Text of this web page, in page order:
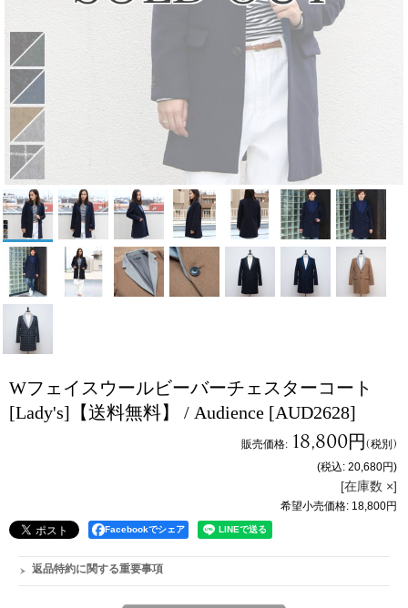
Wフェイスウールビーバーチェスターコート
[Lady's]【送料無料】 / Audience [AUD2628]
販売価格: 18,800円(税別)
(税込: 20,680円)
[在庫数 ×]
希望小売価格: 18,800円
Facebookでシェア
返品特約に関する重要事項